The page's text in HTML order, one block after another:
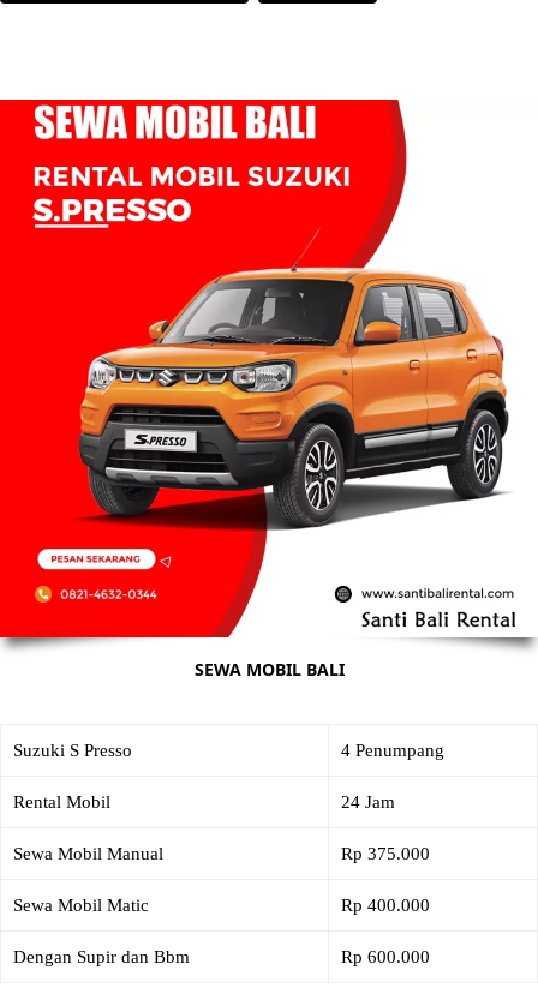
SEWA MOBIL BALI
Suzuki S Presso 4 Penumpang
Rental Mobil 24 Jam
Sewa Mobil Manual Rp 375.000
Sewa Mobil Matic Rp 400.000
Dengan Supir dan Bbm Rp 600.000